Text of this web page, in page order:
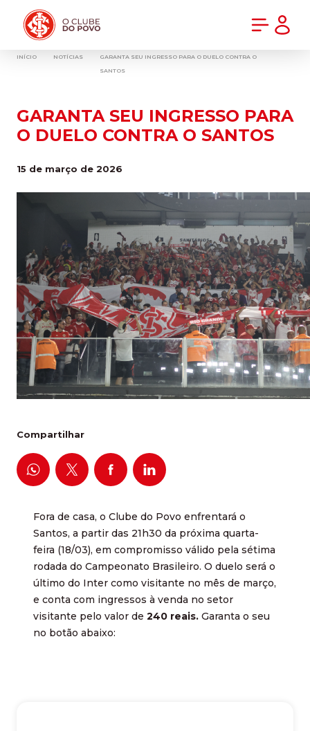
INÍCIO NOTÍCIAS
GARANTA SEU INGRESSO PARA O DUELO CONTRA O
SANTOS
GARANTA SEU INGRESSO PARA
O DUELO CONTRA O SANTOS
15 de março de 2026
Compartilhar
Fora de casa, o Clube do Povo enfrentará o
Santos, a partir das 21h30 da próxima quarta-
feira (18/03), em compromisso válido pela sétima
rodada do Campeonato Brasileiro. O duelo será o
último do Inter como visitante no mês de março,
e conta com ingressos à venda no setor
visitante pelo valor de 240 reais. Garanta o seu
no botão abaixo: